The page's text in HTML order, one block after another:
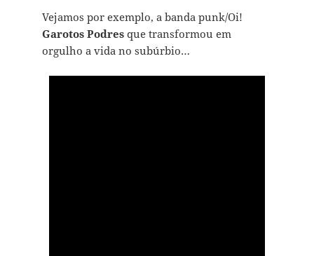
Vejamos por exemplo, a banda punk/Oi!
Garotos Podresque transformou em
orgulho a vida no subúrbio…